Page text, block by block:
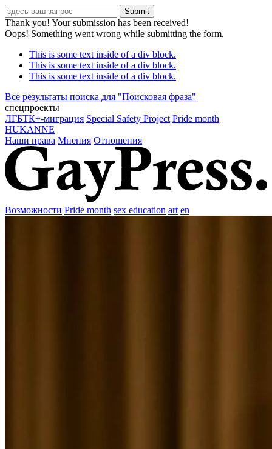
Thank you! Your submission has been received!
Oops! Something went wrong while submitting the form.
This is some text inside of a div block.
This is some text inside of a div block.
This is some text inside of a div block.
Все результаты поиска для "Поисковая фраза"
спецпроекты
ЛГБТК+-миграция Special Safety Project Pride month
HUKANNE
Наши права Мнения Отношения
Возможности Pride month sex education art en